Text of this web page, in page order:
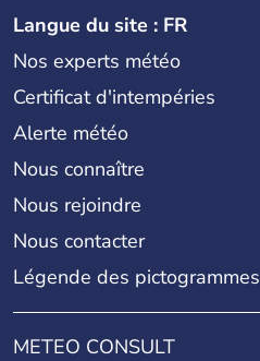
Langue du site : FR
Nos experts météo
Certificat d'intempéries
Alerte météo
Nous connaître
Nous rejoindre
Nous contacter
Légende des pictogrammes
METEO CONSULT